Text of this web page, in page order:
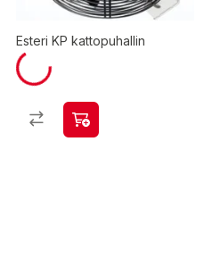
Esteri KP kattopuhallin